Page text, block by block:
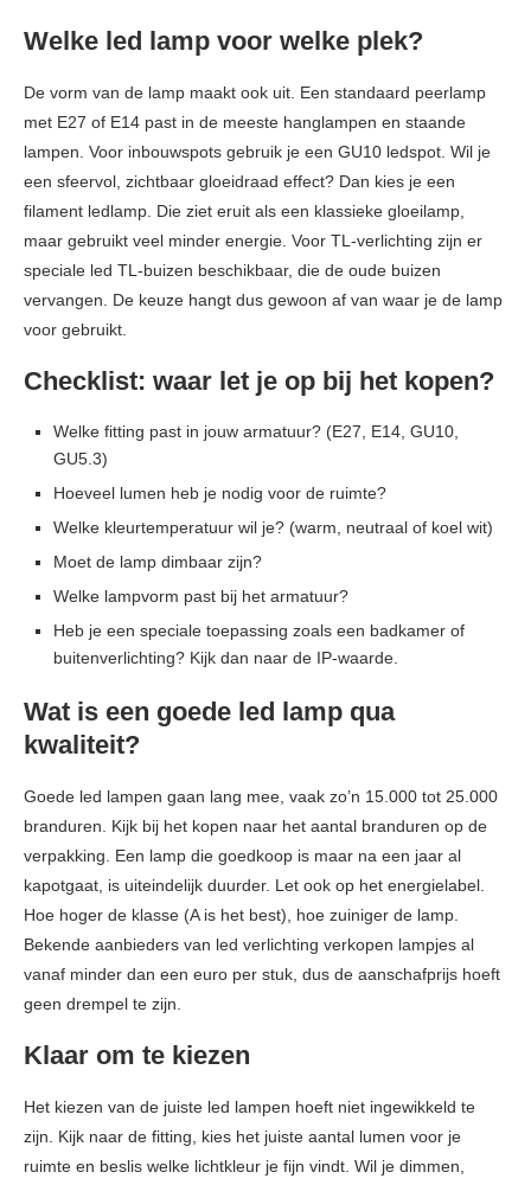
Welke led lamp voor welke plek?
De vorm van de lamp maakt ook uit. Een standaard peerlamp
met E27 of E14 past in de meeste hanglampen en staande
lampen. Voor inbouwspots gebruik je een GU10 ledspot. Wil je
een sfeervol, zichtbaar gloeidraad effect? Dan kies je een
filament ledlamp. Die ziet eruit als een klassieke gloeilamp,
maar gebruikt veel minder energie. Voor TL-verlichting zijn er
speciale led TL-buizen beschikbaar, die de oude buizen
vervangen. De keuze hangt dus gewoon af van waar je de lamp
voor gebruikt.
Checklist: waar let je op bij het kopen?
Welke fitting past in jouw armatuur? (E27, E14, GU10,
GU5.3)
Hoeveel lumen heb je nodig voor de ruimte?
Welke kleurtemperatuur wil je? (warm, neutraal of koel wit)
Moet de lamp dimbaar zijn?
Welke lampvorm past bij het armatuur?
Heb je een speciale toepassing zoals een badkamer of
buitenverlichting? Kijk dan naar de IP-waarde.
Wat is een goede led lamp qua
kwaliteit?
Goede led lampen gaan lang mee, vaak zo’n 15.000 tot 25.000
branduren. Kijk bij het kopen naar het aantal branduren op de
verpakking. Een lamp die goedkoop is maar na een jaar al
kapotgaat, is uiteindelijk duurder. Let ook op het energielabel.
Hoe hoger de klasse (A is het best), hoe zuiniger de lamp.
Bekende aanbieders van led verlichting verkopen lampjes al
vanaf minder dan een euro per stuk, dus de aanschafprijs hoeft
geen drempel te zijn.
Klaar om te kiezen
Het kiezen van de juiste led lampen hoeft niet ingewikkeld te
zijn. Kijk naar de fitting, kies het juiste aantal lumen voor je
ruimte en beslis welke lichtkleur je fijn vindt. Wil je dimmen,